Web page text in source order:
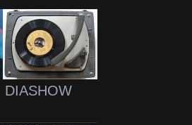
DIASHOW